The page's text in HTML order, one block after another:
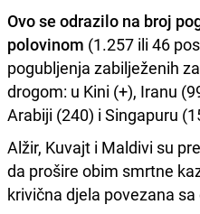
Ovo se odrazilo na broj
polovinom (1.257 ili 46
pogubljenja zabilježenih
drogom: u Kini (+), Iranu
Arabiji (240) i Singapuru
Alžir, Kuvajt i Maldivi su
da prošire obim smrtne
krivična djela povezana